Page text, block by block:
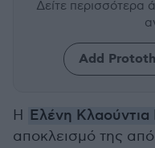
Δείτε περισσότερα
Add
H Ελένη Κλαούντια
αποκλεισμό της